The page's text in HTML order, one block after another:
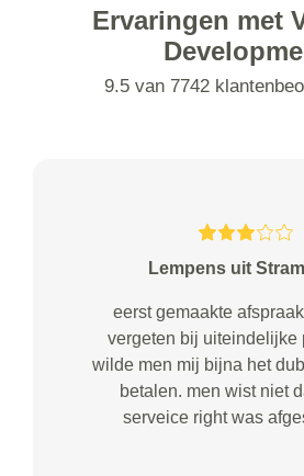
Ervaringen met
9.5 van 7742
Lempens uit
eerst gemaakte
vergeten bij uiteindelijke
wilde men mij bijna het
betalen. men wist niet
serveice right was